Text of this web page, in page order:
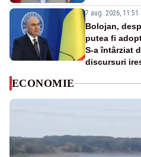
7 aug. 2026, 11:51
Bolojan,
putea fi
S-a întârziat
discursuri
ECONOMIE